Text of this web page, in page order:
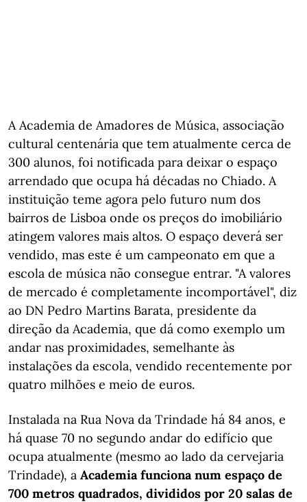
A Academia de Amadores de Música, associação
cultural centenária que tem atualmente cerca de
300 alunos, foi notificada para deixar o espaço
arrendado que ocupa há décadas no Chiado. A
instituição teme agora pelo futuro num dos
bairros de Lisboa onde os preços do imobiliário
atingem valores mais altos. O espaço deverá ser
vendido, mas este é um campeonato em que a
escola de música não consegue entrar. "A valores
de mercado é completamente incomportável", diz
ao DN Pedro Martins Barata, presidente da
direção da Academia, que dá como exemplo um
andar nas proximidades, semelhante às
instalações da escola, vendido recentemente por
quatro milhões e meio de euros.
Instalada na Rua Nova da Trindade há 84 anos, e
há quase 70 no segundo andar do edifício que
ocupa atualmente (mesmo ao lado da cervejaria
Trindade), a Academia funciona num espaço de
700 metros quadrados, divididos por 20 salas de